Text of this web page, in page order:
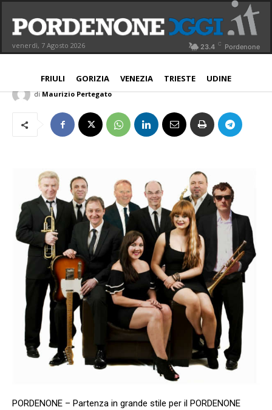
venerdì, 7 Agosto 2026 23.4 C Pordenone
FRIULI GORIZIA VENEZIA TRIESTE UDINE
Apre il Pn Blues Festival con gli
irlandesi The commitments
PORDENONE
di Maurizio Pertegato
PORDENONE – Partenza in grande stile per il PORDENONE